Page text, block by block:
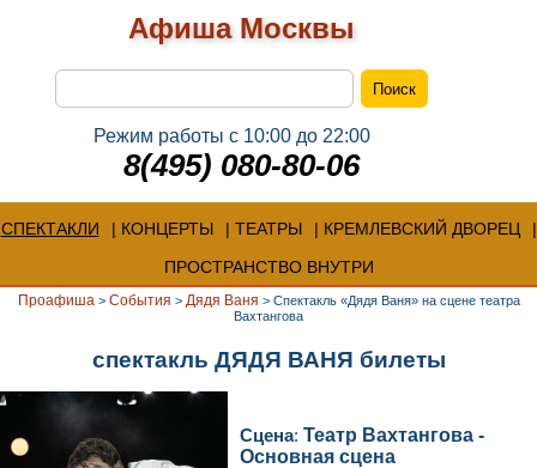
Афиша Москвы
Режим работы с 10:00 до 22:00
8(495) 080-80-06
СПЕКТАКЛИ КОНЦЕРТЫ ТЕАТРЫ
КРЕМЛЕВСКИЙ ДВОРЕЦ
ПРОСТРАНСТВО ВНУТРИ
Проафиша > События > Дядя Ваня > Спектакль «Дядя Ваня» на сцене театра
Вахтангова
спектакль ДЯДЯ ВАНЯ билеты
Сцена: Театр Вахтангова -
Основная сцена